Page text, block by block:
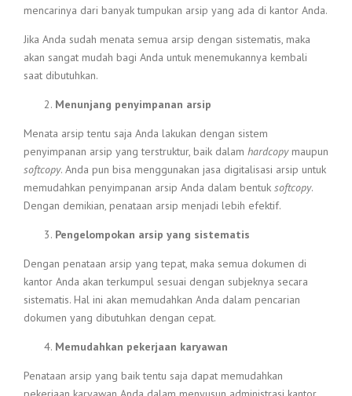
mencarinya dari banyak tumpukan arsip yang ada di kantor Anda.
Jika Anda sudah menata semua arsip dengan sistematis, maka
akan sangat mudah bagi Anda untuk menemukannya kembali
saat dibutuhkan.
Menunjang penyimpanan arsip
Menata arsip tentu saja Anda lakukan dengan sistem
penyimpanan arsip yang terstruktur, baik dalam hardcopymaupun
softcopy. Anda pun bisa menggunakan jasa digitalisasi arsip untuk
memudahkan penyimpanan arsip Anda dalam bentuk softcopy.
Dengan demikian, penataan arsip menjadi lebih efektif.
Pengelompokan arsip yang sistematis
Dengan penataan arsip yang tepat, maka semua dokumen di
kantor Anda akan terkumpul sesuai dengan subjeknya secara
sistematis. Hal ini akan memudahkan Anda dalam pencarian
dokumen yang dibutuhkan dengan cepat.
Memudahkan pekerjaan karyawan
Penataan arsip yang baik tentu saja dapat memudahkan